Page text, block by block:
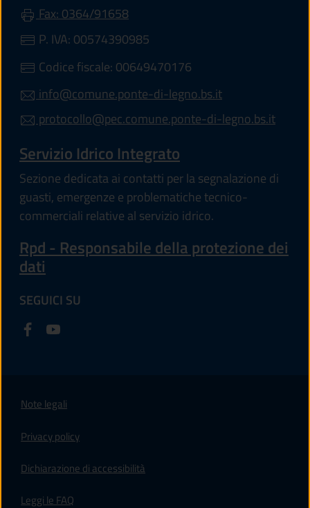
Fax: 0364/91658
P. IVA: 00574390985
Codice fiscale: 00649470176
info@comune.ponte-di-legno.bs.it
protocollo@pec.comune.ponte-di-legno.bs.it
Servizio Idrico Integrato
Sezione dedicata ai contatti per la segnalazione di
guasti, emergenze e problematiche tecnico-
commerciali relative al servizio idrico.
Rpd - Responsabile della protezione dei
dati
SEGUICI SU
Note legali
Privacy policy
Dichiarazione di accessibilità
Leggi le FAQ